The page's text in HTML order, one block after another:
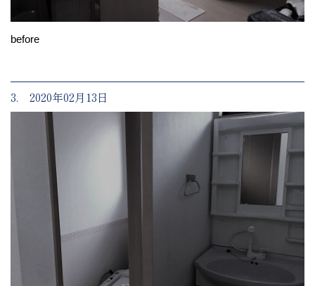
before
3. 2020年02月13日